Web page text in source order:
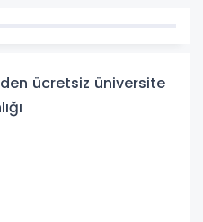
ücretsiz üniversite